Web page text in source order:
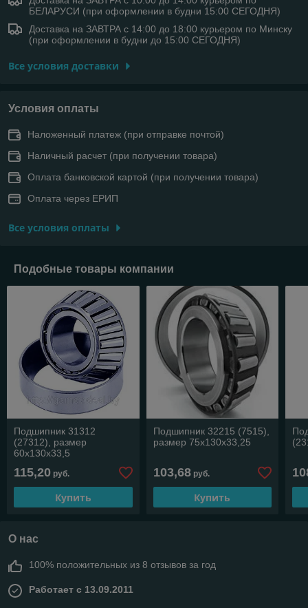
БЕЛАРУСИ (при оформлении в будни 15:00 СЕГОДНЯ)
Доставка на ЗАВТРА с 14:00 до 18:00 курьером по Минску
(при оформлении в будни до 15:00 СЕГОДНЯ)
Все условия доставки
Условия оплаты
Наложенный платеж (при отправке почтой)
Наличный расчет (при получении товара)
Оплата банковской картой (при получении товара)
Оплата через ЕРИП
Все условия оплаты
Подобные товары компании
Подшипник 31312
(27312), размер
60х130х33,5
115,20 руб.
Купить
Подшипник 32215 (7515),
размер 75х130х33,25
103,68руб.
Купить
О нас
100% положительных из 8 отзывов за год
Работает с 13.09.2011